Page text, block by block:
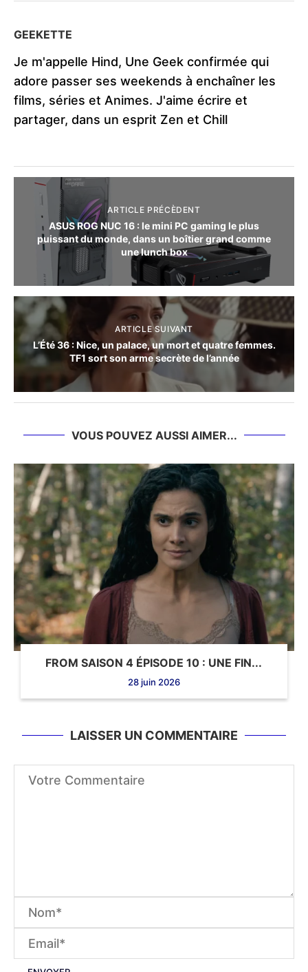
GEEKETTE
Je m'appelle Hind, Une Geek confirmée qui
adore passer ses weekends à enchaîner les
films, séries et Animes. J'aime écrire et
partager, dans un esprit Zen et Chill
ARTICLE PRÉCÈDENT
ASUS ROG NUC 16 : le mini PC gaming le plus
puissant du monde, dans un boîtier grand comme
une lunch box
ARTICLE SUIVANT
L’Été 36 : Nice, un palace, un mort et quatre femmes.
TF1 sort son arme secrète de l’année
VOUS POUVEZ AUSSI AIMER...
FROM SAISON 4 ÉPISODE 10 : UNE FIN...
28 juin 2026
LAISSER UN COMMENTAIRE